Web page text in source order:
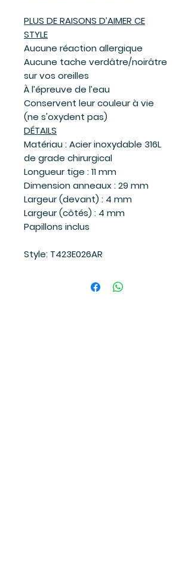
PLUS DE RAISONS D’AIMER CE
STYLE
Aucune réaction allergique
Aucune tache verdâtre/noirâtre
sur vos oreilles
À l’épreuve de l’eau
Conservent leur couleur à vie
(ne s'oxydent pas)
DÉTAILS
Matériau : Acier inoxydable 316L
de grade chirurgical
Longueur tige : 11 mm
Dimension anneaux : 29 mm
Largeur (devant) : 4 mm
Largeur (côtés) : 4 mm
Papillons inclus
Style: T423E026AR